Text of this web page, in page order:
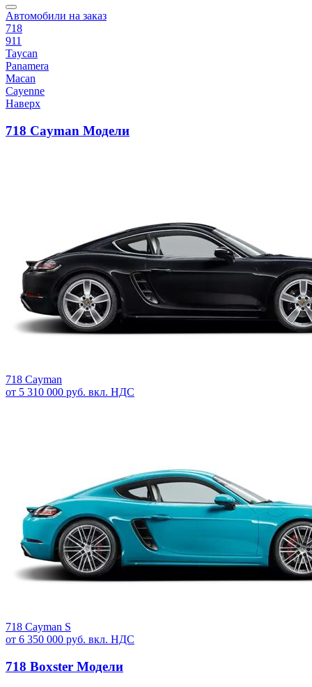
Автомобили на заказ
718
911
Taycan
Panamera
Macan
Cayenne
Наверх
718 Cayman Модели
718 Cayman
от 5 310 000 руб. вкл. НДС
718 Cayman S
от 6 350 000 руб. вкл. НДС
718 Boxster Модели